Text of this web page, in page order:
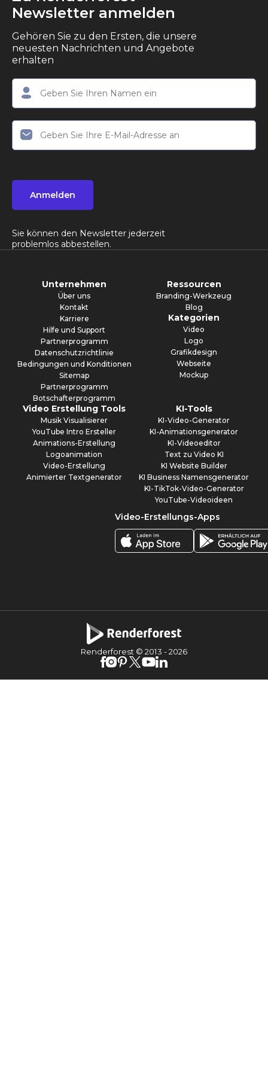
Newsletter anmelden
Gehören Sie zu den Ersten, die unsere
neuesten Nachrichten und Angebote
erhalten
Anmelden
Sie können den Newsletter jederzeit
problemlos abbestellen.
Unternehmen
Über uns
Kontakt
Karriere
Hilfe und Support
Partnerprogramm
Datenschutzrichtlinie
Bedingungen und Konditionen
Sitemap
Partnerprogramm
Botschafterprogramm
Ressourcen
Branding-Werkzeug
Blog
Kategorien
Video
Logo
Grafikdesign
Webseite
Mockup
Video Erstellung Tools
Musik Visualisierer
YouTube Intro Ersteller
Animations-Erstellung
Logoanimation
Video-Erstellung
Animierter Textgenerator
KI-Tools
KI-Video-Generator
KI-Animationsgenerator
KI-Videoeditor
Text zu Video KI
KI Website Builder
KI Business Namensgenerator
KI-TikTok-Video-Generator
YouTube-Videoideen
Video-Erstellungs-Apps
Renderforest © 2013 -2026